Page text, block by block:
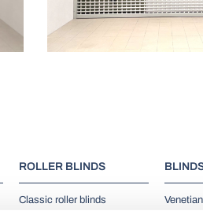
ROLLER BLINDS
Classic roller blinds